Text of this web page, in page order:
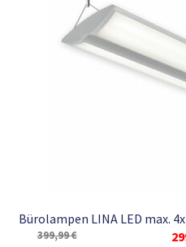
Bürolampen LINA LED max.
399,99€